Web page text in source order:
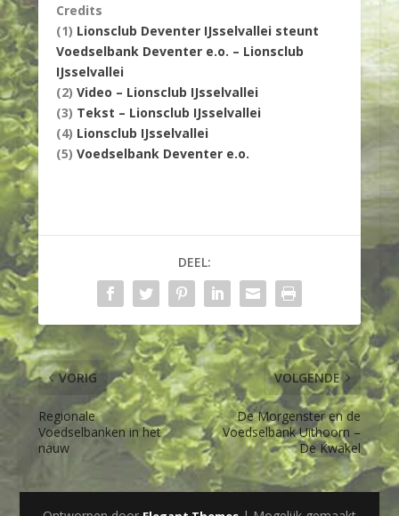
Credits
(1) Lionsclub Deventer IJsselvallei steunt
Voedselbank Deventer e.o. – Lionsclub
IJsselvallei
(2) Video – Lionsclub IJsselvallei
(3) Tekst – Lionsclub IJsselvallei
(4) Lionsclub IJsselvallei
(5) Voedselbank Deventer e.o.
DEEL:
VORIG
Regionale
Voedselbanken in het
nauw
VOLGENDE
De Morgenster en de
Voedselbank Uithoorn –
De Kwakel